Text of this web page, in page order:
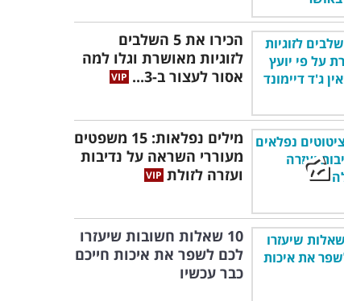
הכירו את 5 השלבים
לזוגיות מאושרת וגלו למה
אסור לעצור ב-3...
מילים נפלאות: 15 משפטים
מעוררי השראה על נדיבות
ועזרה לזולת
10 שאלות חשובות שיעזרו
לכם לשפר את איכות חייכם
כבר עכשיו